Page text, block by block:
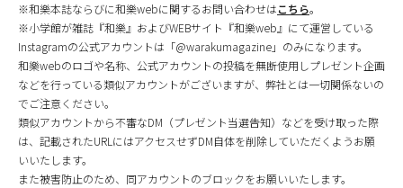
※和樂本誌ならびに和樂webに関するお問い合わせはこちら。
※小学館が雑誌『和樂』およびWEBサイト『和樂web』にて運営している
Instagramの公式アカウントは「@warakumagazine」のみになります。
和樂webのロゴや名称、公式アカウントの投稿を無断使用しプレゼント企画
などを行っている類似アカウントがございますが、弊社とは一切関係ないの
でご注意ください。
類似アカウントから不審なDM（プレゼント当選告知）などを受け取った際
は、記載されたURLにはアクセスせずDM自体を削除していただくようお願
いいたします。
また被害防止のため、同アカウントのブロックをお願いいたします。